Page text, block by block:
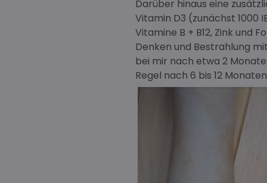
Darüber hinaus eine
Vitamin D3 (zunächst 1000
Vitamine B + B12, Zink und
Denken und Bestrahlung
bei mir nach etwa 2
Regel nach 6 bis 12